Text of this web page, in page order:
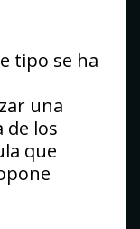
tipo se ha
una
de los
que